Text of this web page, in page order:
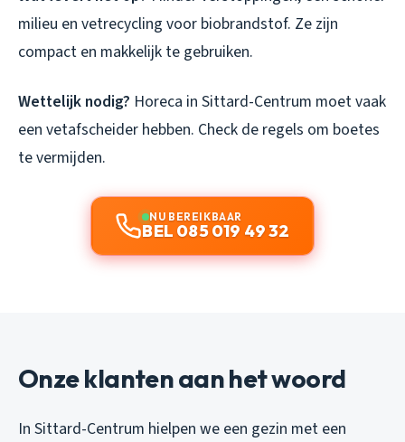
milieu en vetrecycling voor biobrandstof. Ze zijn
compact en makkelijk te gebruiken.
Wettelijk nodig? Horeca in Sittard-Centrum moet vaak
een vetafscheider hebben. Check de regels om boetes
te vermijden.
NU BEREIKBAAR
BEL 085 019 49 32
Onze klanten aan het woord
In Sittard-Centrum hielpen we een gezin met een